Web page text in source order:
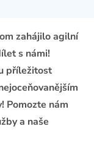
zahájilo agilní
s námi!
příležitost
Pomozte nám
a naše